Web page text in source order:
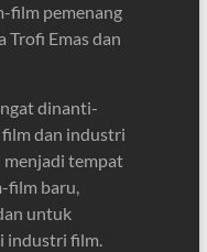
film pemenang
Trofi Emas dan
dinanti-
film dan industri
menjadi tempat
film baru,
untuk
industri film.